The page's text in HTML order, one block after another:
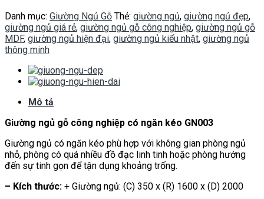
Danh mục: Giường Ngủ Gỗ Thẻ: giường ngủ, giường ngủ đẹp,
giường ngủ giá rẻ, giường ngủ gỗ công nghiệp, giường ngủ gỗ
MDF, giường ngủ hiện đại, giường ngủ kiểu nhật, giường ngủ
thông minh
Mô tả
Giường ngủ gỗ công nghiệp có ngăn kéo GN003
Giường ngủ có ngăn kéo phù hợp với không gian phòng ngủ
nhỏ, phòng có quá nhiều đồ đạc linh tinh hoặc phòng hướng
đến sự tinh gọn để tận dụng khoảng trống.
– Kích thước: + Giường ngủ: (C) 350 x (R) 1600 x (D) 2000